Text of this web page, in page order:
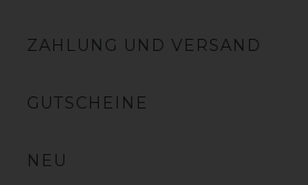
ZAHLUNG UND VERSAND
GUTSCHEINE
NEU